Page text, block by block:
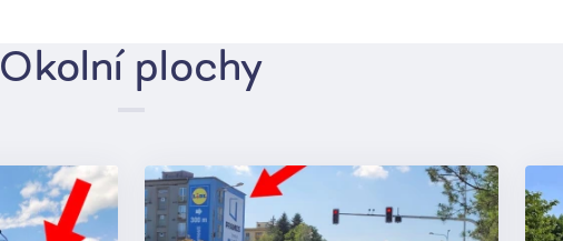
Okolní plochy